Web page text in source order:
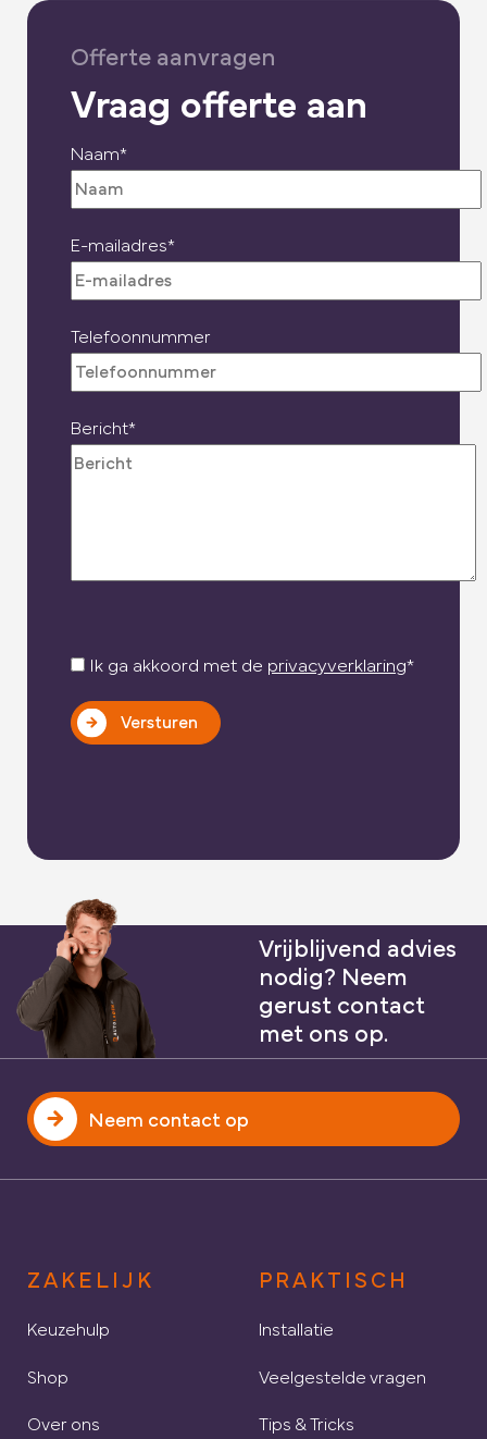
Offerte aanvragen
Vraag offerte aan
Naam*
E-mailadres*
Telefoonnummer
Bericht*
Ik ga akkoord met de privacyverklaring*
Versturen
Vrijblijvend advies
nodig? Neem
gerust contact
met ons op.
Neem contact op
ZAKELIJK
Keuzehulp
Shop
Over ons
PRAKTISCH
Installatie
Veelgestelde vragen
Tips & Tricks